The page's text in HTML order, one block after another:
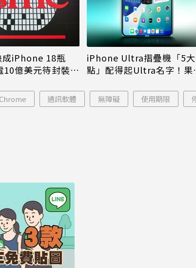
成iPhone 18瓶
10億美元待封裝晶
iPhone Ultra摺疊機「5
點」配得起Ultra名字！果
通訊軟體 無障礙 使用期限